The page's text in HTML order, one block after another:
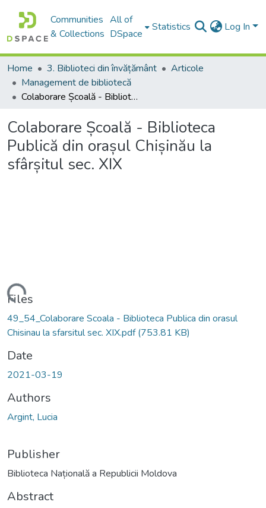
Communities
& Collections
All of
DSpace
Statistics Log In
Home 3. Biblioteci din învățământ
Articole
Management de bibliotecă
Colaborare Școală - Biblioteca Publică din orașul Chișinău la sfârșitul sec. XIX
Colaborare Școală - Biblioteca
Publică din orașul Chișinău la
sfârșitul sec. XIX
Files
49_54_Colaborare Scoala - Biblioteca Publica din orasul
Chisinau la sfarsitul sec. XIX.pdf(753.81 KB)
Date
2021-03-19
Authors
Argint, Lucia
Publisher
Biblioteca Națională a Republicii Moldova
Abstract